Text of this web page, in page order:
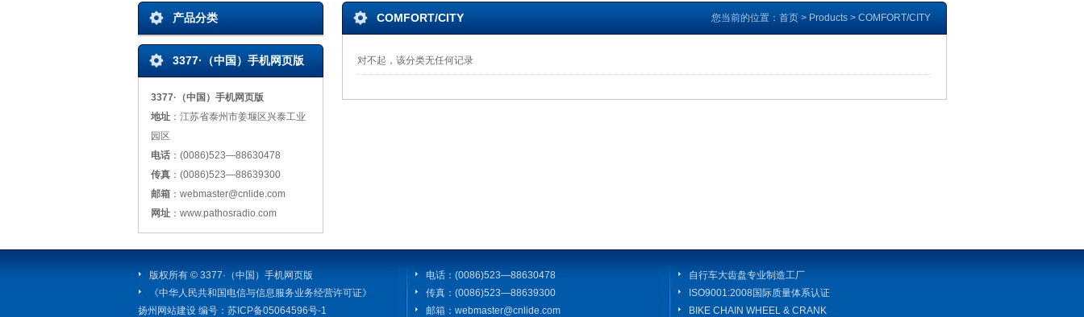
产品分类
3377·（中国）手机网页版
3377·（中国）手机网页版
地址：江苏省泰州市姜堰区兴泰工业
园区
电话：(0086)523—88630478
传真：(0086)523—88639300
邮箱：webmaster@cnlide.com
网址：www.pathosradio.com
COMFORT/CITY 您当前的位置： 首页> Products> COMFORT/CITY
对不起，该分类无任何记录
版权所有 © 3377·（中国）手机网页版
《中华人民共和国电信与信息服务业务经营许可证》
扬州网站建设编号： 苏ICP备05064596号-1
电话：(0086)523—88630478
传真：(0086)523—88639300
邮箱：webmaster@cnlide.com
自行车大齿盘专业制造工厂
ISO9001:2008国际质量体系认证
BIKE CHAIN WHEEL & CRANK